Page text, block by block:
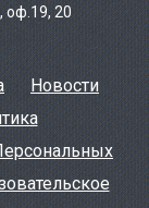
,оф.19, 20
Новости